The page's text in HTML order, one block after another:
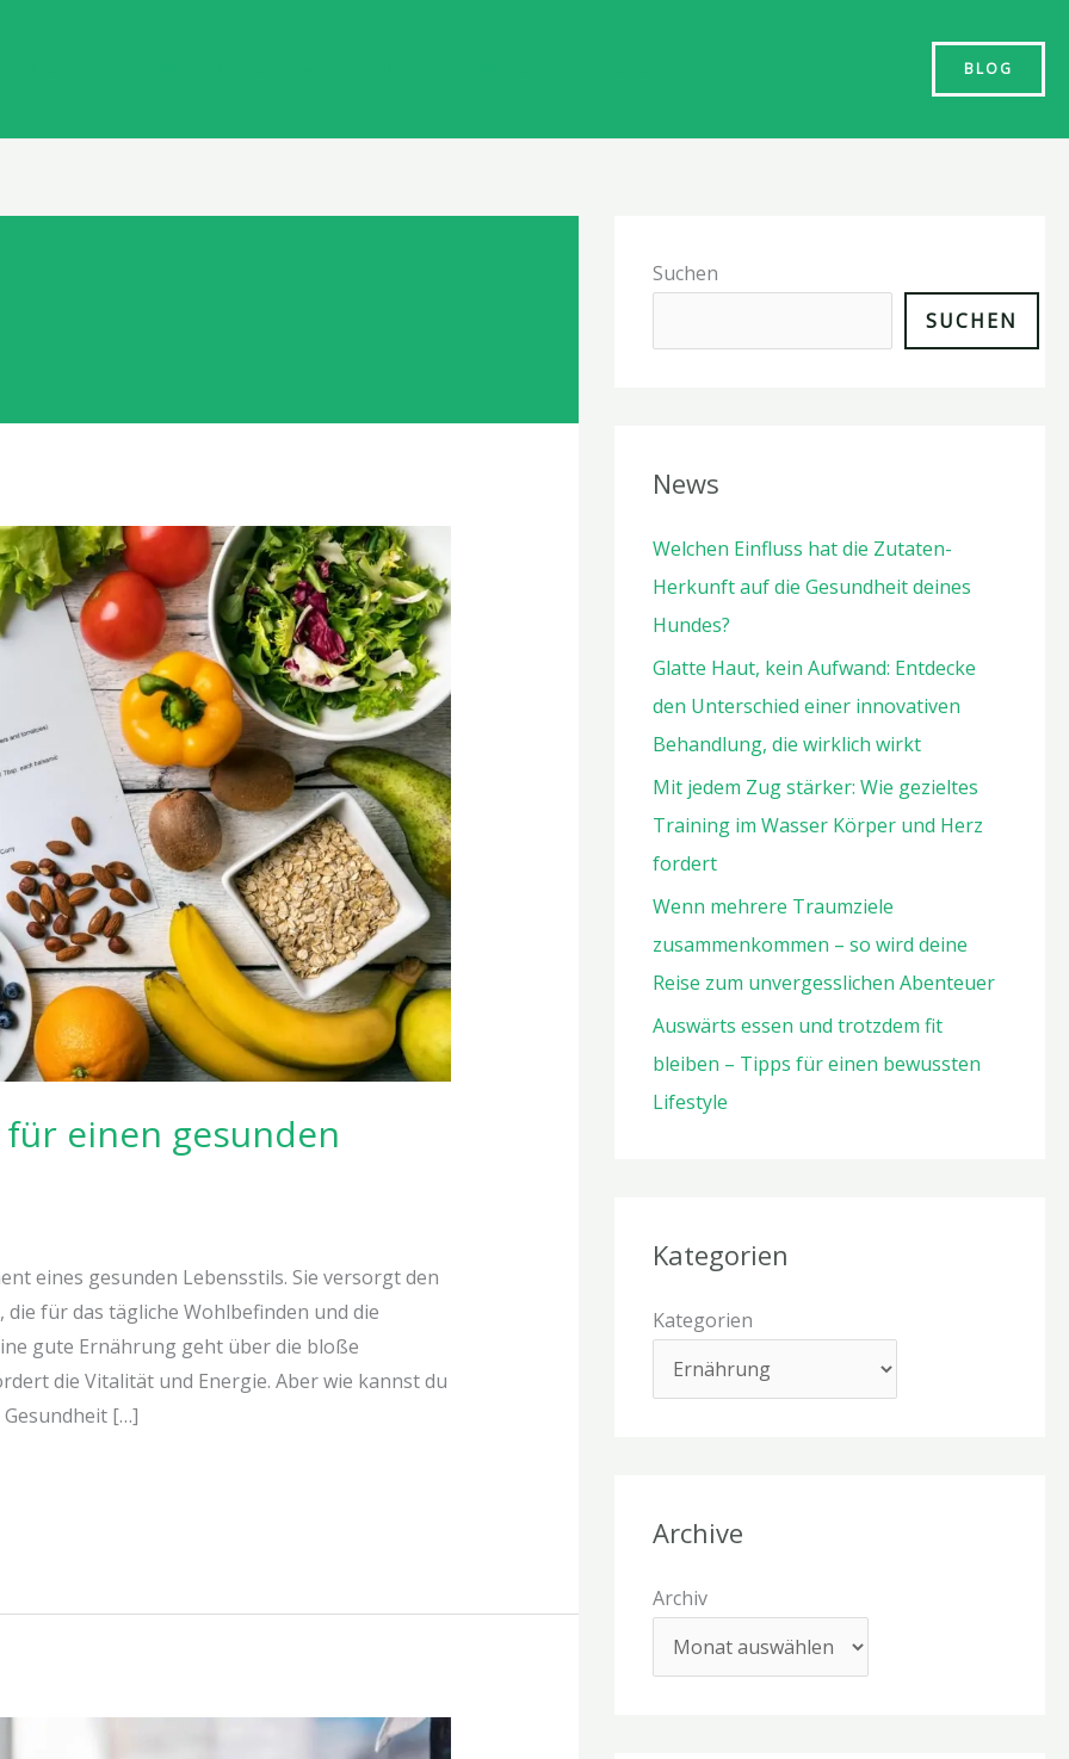
BLOG
einen gesunden
eines gesunden Lebensstils. Sie versorgt den
für das tägliche Wohlbefinden und die
gute Ernährung geht über die bloße
die Vitalität und Energie. Aber wie kannst du
[…]
Suchen
SUCHEN
News
Welchen Einfluss hat die Zutaten-
Herkunft auf die Gesundheit deines
Hundes?
Glatte Haut, kein Aufwand: Entdecke
den Unterschied einer innovativen
Behandlung, die wirklich wirkt
Mit jedem Zug stärker: Wie gezieltes
Training im Wasser Körper und Herz
fordert
Wenn mehrere Traumziele
zusammenkommen – so wird deine
Reise zum unvergesslichen Abenteuer
Auswärts essen und trotzdem fit
bleiben – Tipps für einen bewussten
Lifestyle
Kategorien
Kategorien
Archive
Archiv